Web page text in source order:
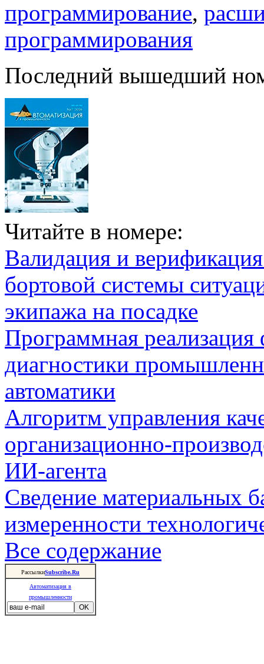
программирование,
программирования
Последний вышедший
Читайте в номере:
Валидация и
бортовой системы
экипажа на посадке
Программная
диагностики
автоматики
Алгоритм управления
организационно-
ИИ-агента
Сведение материальных
измеренности
Все содержание
РассылкиSubscribe.Ru
Автоматизация в
промышленности